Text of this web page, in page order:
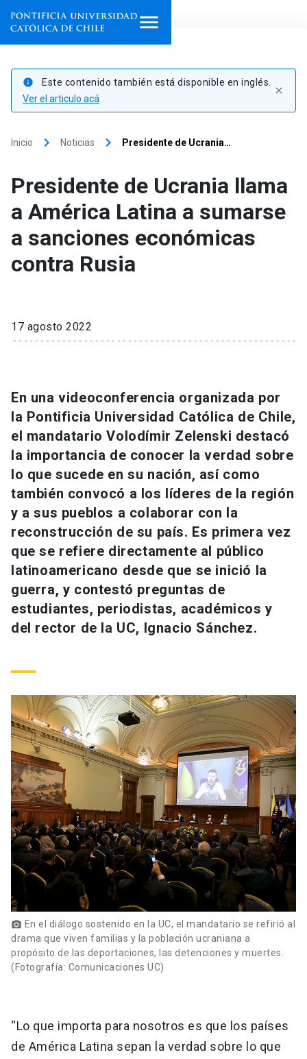
Programas de estudio
institutos
Investigación
Internacionalización launch
Extensión
Estudiantes
Académicos
Personal
Alumni launch
Padres y familia
Vecinos launch
ACCESOS DIRECTOS
Mi Cuenta UC launch
Correo UC launch
Mi Portal UC launch
Medios Biblioteca launch
Donaciones
info
Este contenido también está disponible en inglés.
Ver el articulo acá
close
Inicio keyboard_arrow_right Noticias keyboard_arrow_right Presidente de Ucrania…
Presidente de Ucrania llama
a América Latina a sumarse
a sanciones económicas
contra Rusia
17 agosto 2022
En una videoconferencia organizada por
la Pontificia Universidad Católica de Chile,
el mandatario Volodímir Zelenski destacó
la importancia de conocer la verdad sobre
lo que sucede en su nación, así como
también convocó a los líderes de la región
y a sus pueblos a colaborar con la
reconstrucción de su país. Es primera vez
que se refiere directamente al público
latinoamericano desde que se inició la
guerra, y contestó preguntas de
estudiantes, periodistas, académicos y
del rector de la UC, Ignacio Sánchez.
photo_camera En el diálogo sostenido en la UC, el mandatario se refirió al
drama que viven familias y la población ucraniana a
propósito de las deportaciones, las detenciones y muertes.
(Fotografía: Comunicaciones UC)
“Lo que importa para nosotros es que los países
de América Latina sepan la verdad sobre lo que